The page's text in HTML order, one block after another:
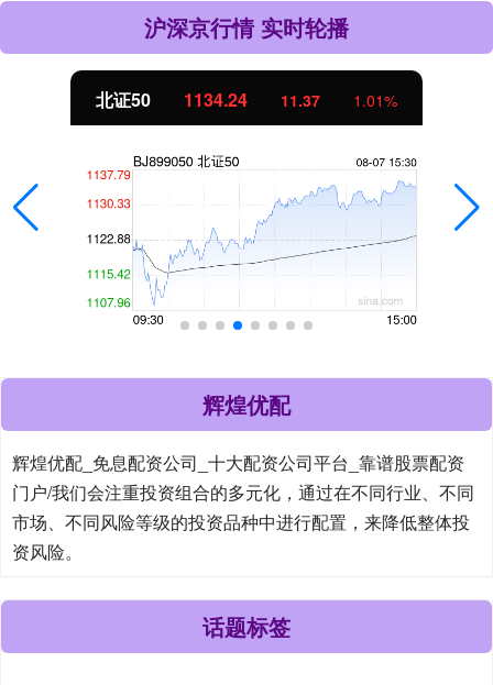
沪深京行情 实时轮播
北证50 1134.24 11.37 1.01%
辉煌优配
辉煌优配_免息配资公司_十大配资公司平台_靠谱股票配资
门户/我们会注重投资组合的多元化，通过在不同行业、不同
市场、不同风险等级的投资品种中进行配置，来降低整体投
资风险。
话题标签